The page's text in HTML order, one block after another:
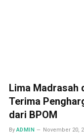
Lima Madrasah
Terima
dari BPOM
By ADMIN November 20,